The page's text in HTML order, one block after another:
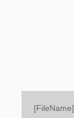
[FileName]